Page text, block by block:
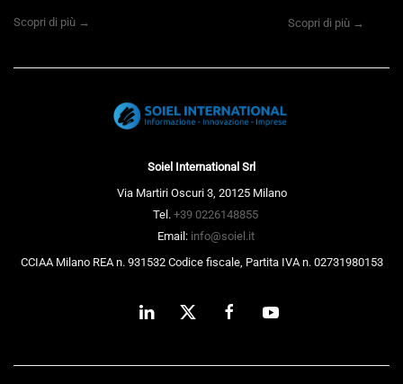
Scopri di più → Scopri di più →
Soiel International Srl
Via Martiri Oscuri 3, 20125 Milano
Tel. +39 0226148855
Email: info@soiel.it
CCIAA Milano REA n. 931532 Codice fiscale, Partita IVA n. 02731980153